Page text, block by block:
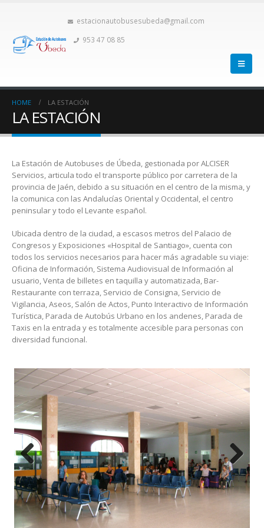
estacionautobusesubeda@gmail.com
953 47 08 85
HOME LA ESTACIÓN
LA ESTACIÓN
La Estación de Autobuses de Úbeda, gestionada por ALCISER
Servicios, articula todo el transporte público por carretera de la
provincia de Jaén, debido a su situación en el centro de la misma, y
la comunica con las Andalucías Oriental y Occidental, el centro
peninsular y todo el Levante español.
Ubicada dentro de la ciudad, a escasos metros del Palacio de
Congresos y Exposiciones «Hospital de Santiago», cuenta con
todos los servicios necesarios para hacer más agradable su viaje:
Oficina de Información, Sistema Audiovisual de Información al
usuario, Venta de billetes en taquilla y automatizada, Bar-
Restaurante con terraza, Servicio de Consigna, Servicio de
Vigilancia, Aseos, Salón de Actos, Punto Interactivo de Información
Turística, Parada de Autobús Urbano en los andenes, Parada de
Taxis en la entrada y es totalmente accesible para personas con
diversidad funcional.
Previous Next